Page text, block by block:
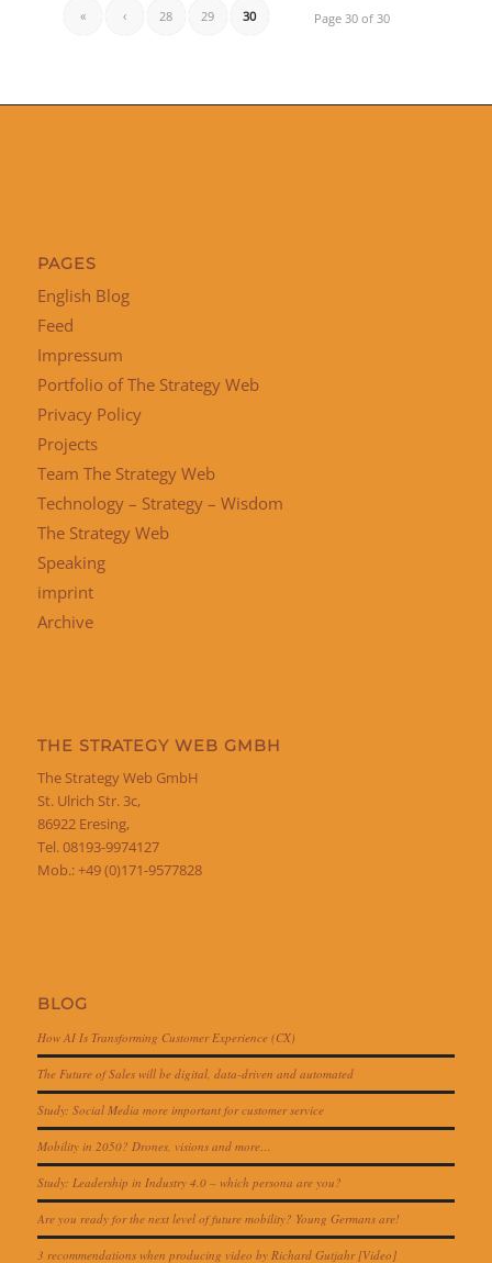
Page 30 of 30
« ‹ 28 29 30
PAGES
English Blog
Feed
Impressum
Portfolio of The Strategy Web
Privacy Policy
Projects
Team The Strategy Web
Technology – Strategy – Wisdom
The Strategy Web
Speaking
imprint
Archive
THE STRATEGY WEB GMBH
The Strategy Web GmbH
St. Ulrich Str. 3c,
86922 Eresing,
Tel. 08193-9974127
Mob.: +49 (0)171-9577828
BLOG
How AI Is Transforming Customer Experience (CX)
The Future of Sales will be digital, data-driven and automated
Study: Social Media more important for customer service
Mobility in 2050? Drones, visions and more…
Study: Leadership in Industry 4.0 – which persona are you?
Are you ready for the next level of future mobility? Young Germans are!
3 recommendations when producing video by Richard Gutjahr [Video]